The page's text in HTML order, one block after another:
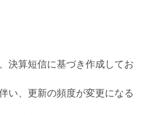
決算短信に基づき作成してお
い、更新の頻度が変更になる